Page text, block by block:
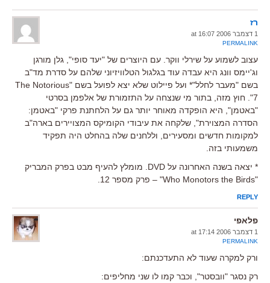
רז
1 דצמבר 2006 at 16:07
PERMALINK
עצוב לשמוע על שירלי ווקר. עם היוצרים של "יעד סופי", גלן מורגן
וג'יימס וונג היא עבדה עוד בגלגול הטלוויזיוני שלהם על סדרת מד"ב
בשם "מעבר לחלל"* ועל פיילוט שלא יצא לפועל בשם "The Notorious
7". חוץ מזה, בתור מי שנצחה על התזמורת של אלפמן בסרטי
"באטמן", היא הופקדה מאוחר יותר גם על הלחתנת פרקי "באטמן:
הסדרה המצוירת", שלקחה את עיבודי הקומיקס המצויירים בארה"ב
למקומות חדשים ומסעירים, וללחנים שלה בהחלט היה תפקיד
משמעותי בזה.
* יצאה בשנה האחרונה על DVD. מומלץ להעיף מבט בפרק המבריק
"Who Monotors the Birds" – פרק מספר 12.
REPLY
פלאפי
1 דצמבר 2006 at 17:14
PERMALINK
ורק למקרה שעוד לא התעדכנתם:
רק נסגר "וובסטר", וכבר קמו לו שני מחליפים: